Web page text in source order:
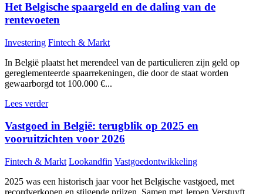
Het Belgische spaargeld en de daling van de
rentevoeten
Investering Fintech & Markt
In België plaatst het merendeel van de particulieren zijn geld op
gereglementeerde spaarrekeningen, die door de staat worden
gewaarborgd tot 100.000 €...
Lees verder
Vastgoed in België: terugblik op 2025 en
vooruitzichten voor 2026
Fintech & Markt Lookandfin Vastgoedontwikkeling
2025 was een historisch jaar voor het Belgische vastgoed, met